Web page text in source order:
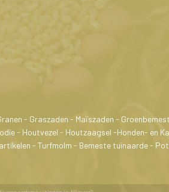
- Graszaden - Maïszaden -
- Houtvezel - Houtzaagsel -Honden- en
- Turfmolm - Bemeste tuinaarde -